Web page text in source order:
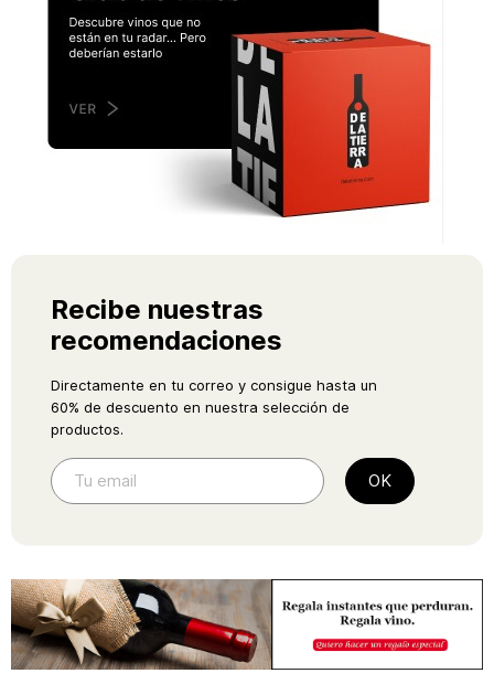
Recibe nuestras
recomendaciones
Directamente en tu correo y consigue hasta un
60% de descuento en nuestra selección de
productos.